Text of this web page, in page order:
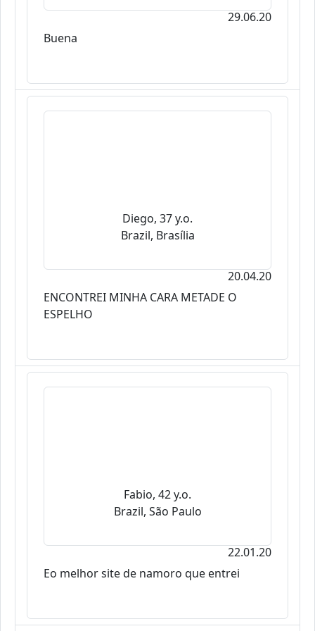
29.06.20
Buena
Diego, 37 y.o.
Brazil, Brasília
20.04.20
ENCONTREI MINHA CARA METADE O
ESPELHO
Fabio, 42 y.o.
Brazil, São Paulo
22.01.20
Eo melhor site de namoro que entrei